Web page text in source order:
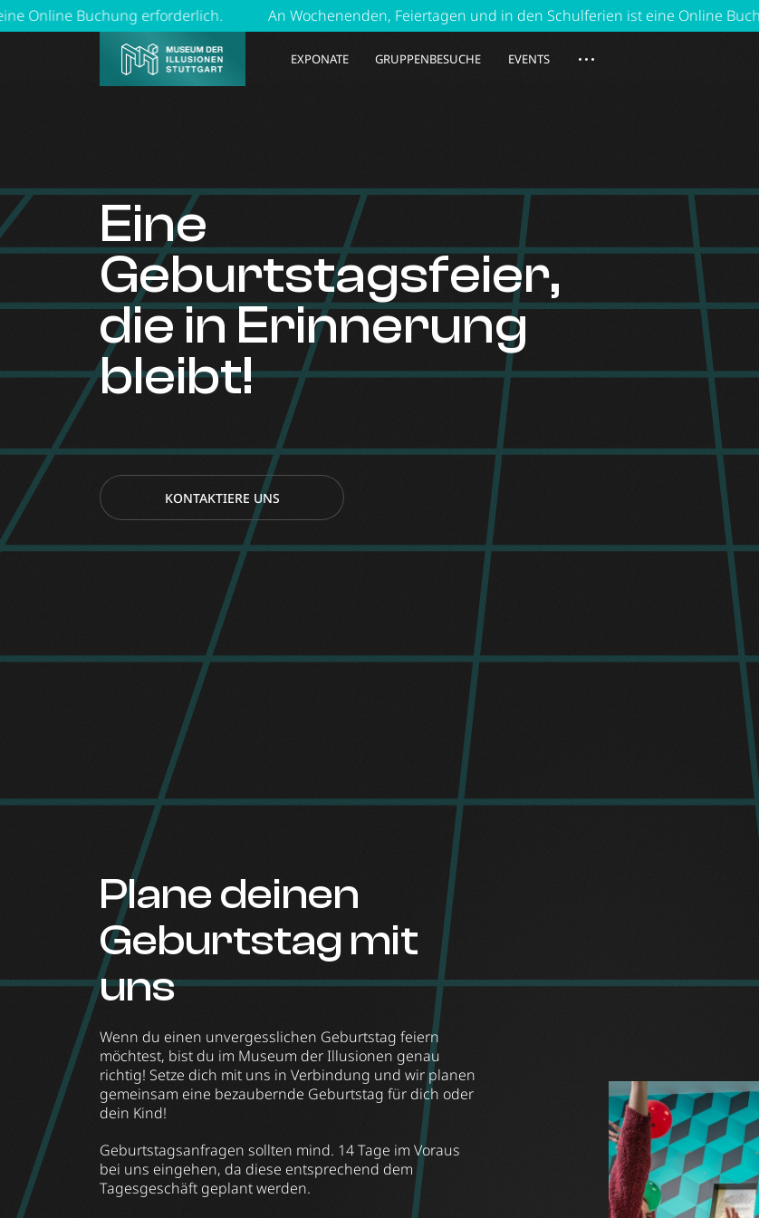
erforderlich. An Wochenenden, Feiertagen und in den Schulferien ist eine Online Buchung erforderlich.
EXPONATE GRUPPENBESUCHE EVENTS
Eine
Geburtstagsfeier,
die in Erinnerung
bleibt!
KONTAKTIERE UNS
Plane deinen
Geburtstag mit
uns
Wenn du einen unvergesslichen Geburtstag feiern
möchtest, bist du im Museum der Illusionen genau
richtig! Setze dich mit uns in Verbindung und wir planen
gemeinsam eine bezaubernde Geburtstag für dich oder
dein Kind!
Geburtstagsanfragen sollten mind. 14 Tage im Voraus
bei uns eingehen, da diese entsprechend dem
Tagesgeschäft geplant werden.